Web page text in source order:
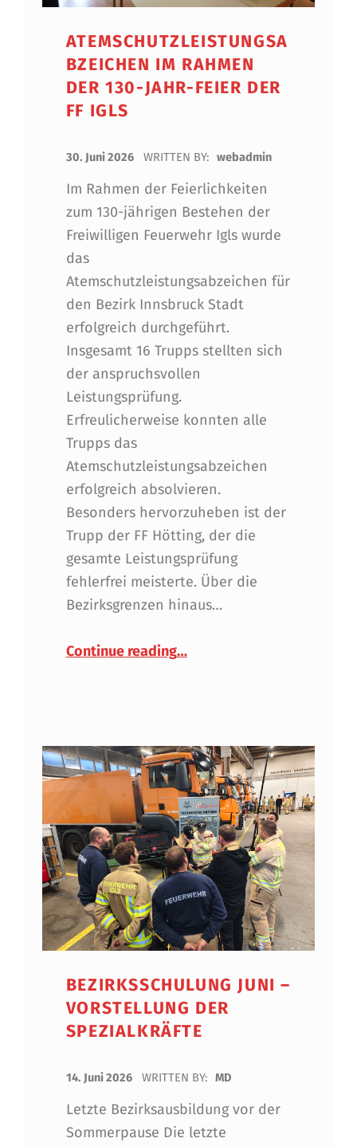
ATEMSCHUTZLEISTUNGSA
BZEICHEN IM RAHMEN
DER 130-JAHR-FEIER DER
FF IGLS
30. Juni 2026 WRITTEN BY: webadmin
Im Rahmen der Feierlichkeiten
zum 130-jährigen Bestehen der
Freiwilligen Feuerwehr Igls wurde
das
Atemschutzleistungsabzeichen für
den Bezirk Innsbruck Stadt
erfolgreich durchgeführt.
Insgesamt 16 Trupps stellten sich
der anspruchsvollen
Leistungsprüfung.
Erfreulicherweise konnten alle
Trupps das
Atemschutzleistungsabzeichen
erfolgreich absolvieren.
Besonders hervorzuheben ist der
Trupp der FF Hötting, der die
gesamte Leistungsprüfung
fehlerfrei meisterte. Über die
Bezirksgrenzen hinaus…
Continue reading…
BEZIRKSSCHULUNG JUNI –
VORSTELLUNG DER
SPEZIALKRÄFTE
14. Juni 2026 WRITTEN BY: MD
Letzte Bezirksausbildung vor der
Sommerpause Die letzte